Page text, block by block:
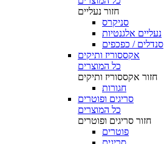
חזור נעליים
סניקרס
נעליים אלגנטיות
סנדלים / כפכפים
אקססוריז ותיקים
כל המוצרים
חזור אקססוריז ותיקים
חגורות
סריגים ופוטרים
כל המוצרים
חזור סריגים ופוטרים
פוטרים